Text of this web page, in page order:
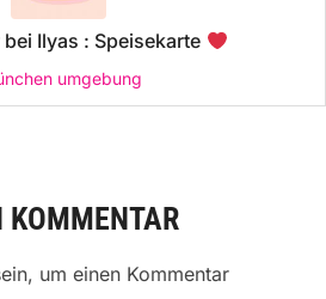
Ilyas : Speisekarte
umgebung
KOMMENTAR
um einen Kommentar